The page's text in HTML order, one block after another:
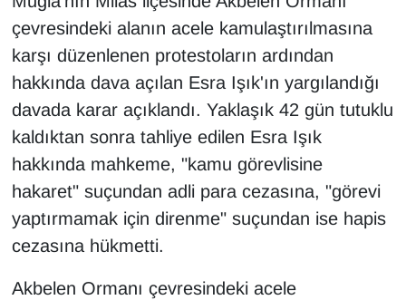
çevresindeki alanın acele kamulaştırılmasına
karşı düzenlenen protestoların ardından
hakkında dava açılan Esra Işık'ın yargılandığı
davada karar açıklandı. Yaklaşık 42 gün tutuklu
kaldıktan sonra tahliye edilen Esra Işık
hakkında mahkeme, "kamu görevlisine
hakaret" suçundan adli para cezasına, "görevi
yaptırmamak için direnme" suçundan ise hapis
cezasına hükmetti.
Akbelen Ormanı çevresindeki acele